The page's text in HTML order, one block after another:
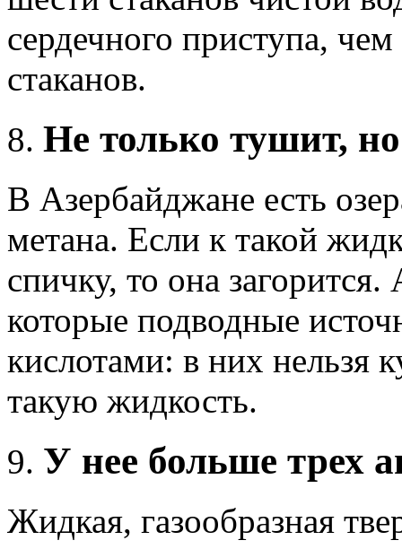
сердечного приступа,
стаканов.
Не только тушит,
В Азербайджане есть
метана. Если к такой
спичку, то она
которые подводные
кислотами: в них нельзя
такую жидкость.
У нее больше трех
Жидкая, газообразная